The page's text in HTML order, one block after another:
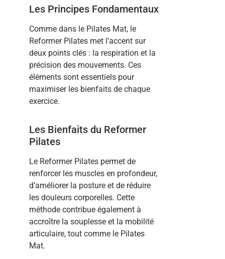
Les Principes Fondamentaux
Comme dans le Pilates Mat, le
Reformer Pilates met l’accent sur
deux points clés : la respiration et la
précision des mouvements. Ces
éléments sont essentiels pour
maximiser les bienfaits de chaque
exercice.
Les Bienfaits du Reformer
Pilates
Le Reformer Pilates permet de
renforcer les muscles en profondeur,
d’améliorer la posture et de réduire
les douleurs corporelles. Cette
méthode contribue également à
accroître la souplesse et la mobilité
articulaire, tout comme le Pilates
Mat.